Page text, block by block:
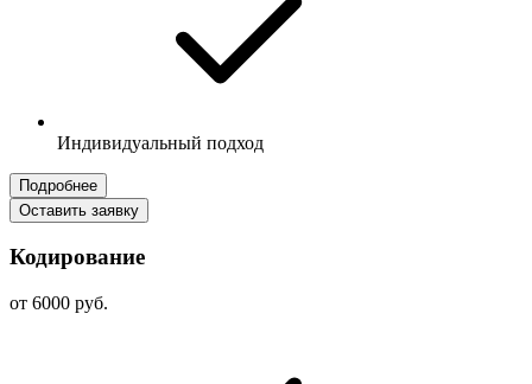
Индивидуальный подход
Подробнее
Оставить заявку
Кодирование
от 6000 руб.